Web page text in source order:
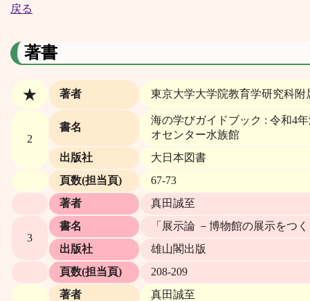
戻る
著書
★ 著者 東京大学大学院教育学研究科
2
書名
海の学びガイドブック : 令和4
オセンター水族館
出版社
大日本図書
頁数(担当頁)
67-73
著者
真田誠至
3
書名
「展示論 －博物館の展示をつ
出版社
雄山閣出版
頁数(担当頁)
208-209
著者
真田誠至